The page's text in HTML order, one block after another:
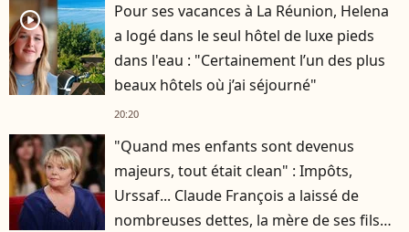
player2
Pour ses vacances à La Réunion, Helena
a logé dans le seul hôtel de luxe pieds
dans l'eau : "Certainement l’un des plus
beaux hôtels où j’ai séjourné"
20:20
"Quand mes enfants sont devenus
majeurs, tout était clean" : Impôts,
Urssaf... Claude François a laissé de
nombreuses dettes, la mère de ses fils